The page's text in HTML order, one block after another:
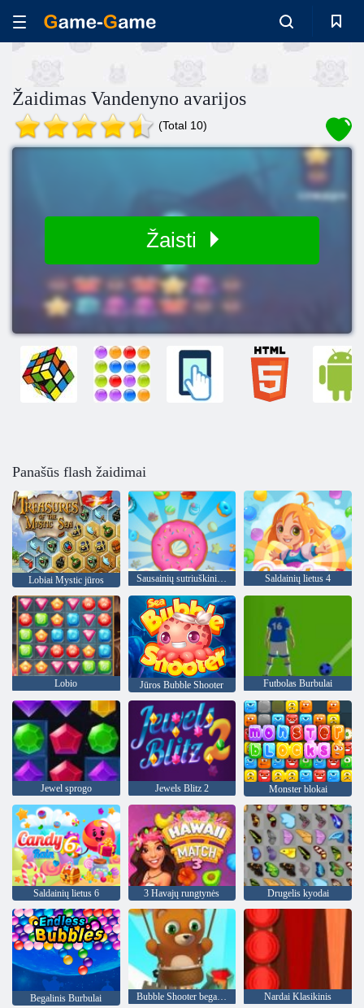
Žaidimas Vandenyno avarijos
(Total 10)
Žaisti
Panašūs flash žaidimai
Lobiai Mystic jūros Sausainių sutriuškinimas Saldainių lietus 4
Lobio Jūros Bubble Shooter Futbolas Burbulai
Jewel sprogo Jewels Blitz 2 Monster blokai
Saldainių lietus 6 3 Havajų rungtynės Drugelis kyodai
Begalinis Burbulai Bubble Shooter begalinis Nardai Klasikinis